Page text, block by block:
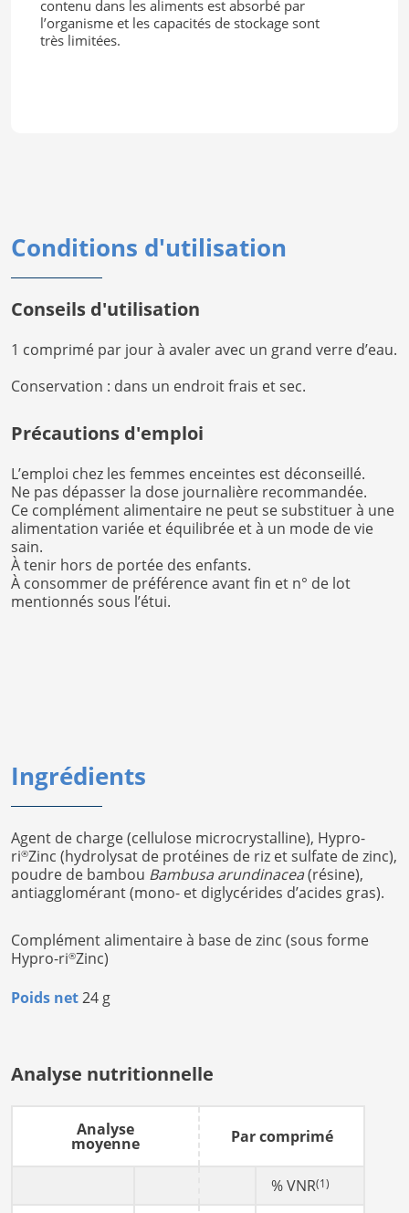
contenu dans les aliments est absorbé par
l’organisme et les capacités de stockage sont
très limitées.
Conditions d'utilisation
Conseils d'utilisation
1 comprimé par jour à avaler avec un grand verre d’eau.
Conservation : dans un endroit frais et sec.
Précautions d'emploi
L’emploi chez les femmes enceintes est déconseillé.
Ne pas dépasser la dose journalière recommandée.
Ce complément alimentaire ne peut se substituer à une
alimentation variée et équilibrée et à un mode de vie
sain.
À tenir hors de portée des enfants.
À consommer de préférence avant fin et n° de lot
mentionnés sous l’étui.
Ingrédients
Agent de charge (cellulose microcrystalline), Hypro-
ri®Zinc (hydrolysat de protéines de riz et sulfate de zinc),
poudre de bambou Bambusa arundinacea(résine),
antiagglomérant (mono- et diglycérides d’acides gras).
Complément alimentaire à base de zinc (sous forme
Hypro-ri®Zinc)
Poids net24 g
Analyse nutritionnelle
Analyse
moyenne Par comprimé
% VNR(1)